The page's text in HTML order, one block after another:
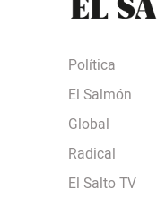
Política
El Salmón
Global
Radical
El Salto TV